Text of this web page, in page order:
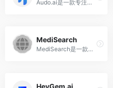
‌Audo.ai‌是一款专注于音频处理的AI工具，其核心功能是一键音频清理，通过几行代码帮助用户轻松构建和交付高质量的语音录制。
MediSearch
‌MediSearch‌是一款由专业团队开发的AI工具，旨在为用户提供基于科学依据的医疗问题答案。该工具通过人工智能技术，快速准确地回答用户关于健康问题的疑问，特别适用于医疗查询和生物科学研究‌。
HeyGem.ai